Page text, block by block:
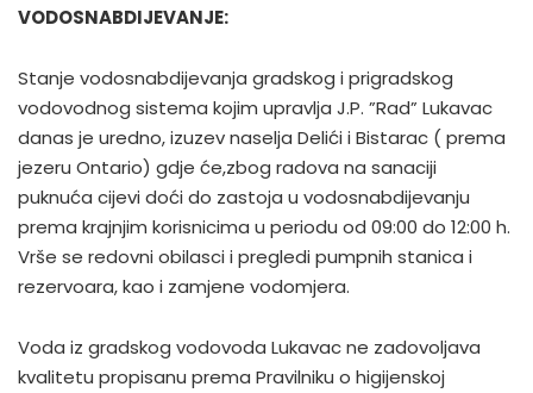
VODOSNABDIJEVANJE:
Stanje vodosnabdijevanja gradskog i prigradskog
vodovodnog sistema kojim upravlja J.P. ”Rad” Lukavac
danas je uredno, izuzev naselja Delići i Bistarac ( prema
jezeru Ontario) gdje će,zbog radova na sanaciji
puknuća cijevi doći do zastoja u vodosnabdijevanju
prema krajnjim korisnicima u periodu od 09:00 do 12:00 h.
Vrše se redovni obilasci i pregledi pumpnih stanica i
rezervoara, kao i zamjene vodomjera.
Voda iz gradskog vodovoda Lukavac ne zadovoljava
kvalitetu propisanu prema Pravilniku o higijenskoj